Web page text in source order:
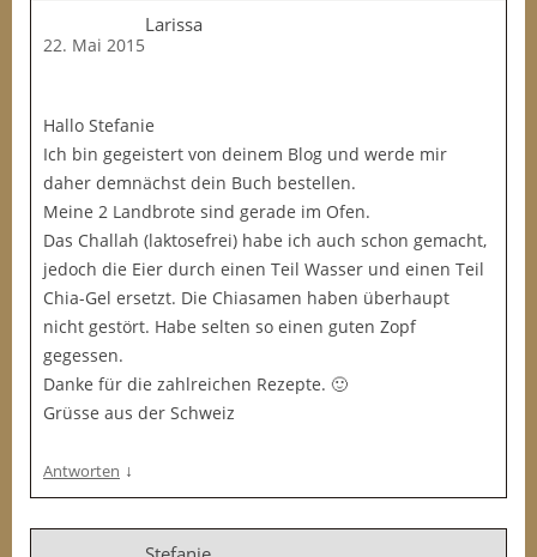
Larissa
22. Mai 2015
Hallo Stefanie
Ich bin gegeistert von deinem Blog und werde mir
daher demnächst dein Buch bestellen.
Meine 2 Landbrote sind gerade im Ofen.
Das Challah (laktosefrei) habe ich auch schon gemacht,
jedoch die Eier durch einen Teil Wasser und einen Teil
Chia-Gel ersetzt. Die Chiasamen haben überhaupt
nicht gestört. Habe selten so einen guten Zopf
gegessen.
Danke für die zahlreichen Rezepte. 🙂
Grüsse aus der Schweiz
Antworten ↓